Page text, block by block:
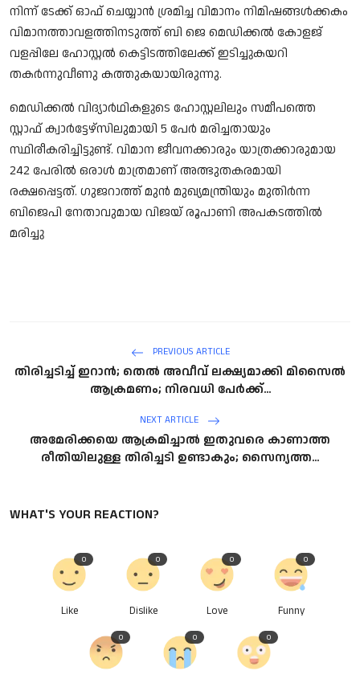
നിന്ന് ടേക്ക് ഓഫ് ചെയ്യാന്‍ ശ്രമിച്ച വിമാനം നിമിഷങ്ങള്‍ക്കകം
വിമാനത്താവളത്തിനടുത്ത് ബി ജെ മെഡിക്കല്‍ കോളജ്
വളപ്പിലേ ഹോസ്റ്റല്‍ കെട്ടിടത്തിലേക്ക് ഇടിച്ചുകയറി
തകര്‍ന്നുവീണു കത്തുകയായിരുന്നു.
മെഡിക്കല്‍ വിദ്യാര്‍ഥികളുടെ ഹോസ്റ്റലിലും സമീപത്തെ
സ്റ്റാഫ് ക്വാര്‍ട്ടേഴ്‌സിലുമായി 5 പേര്‍ മരിച്ചതായും
സ്ഥിരീകരിച്ചിട്ടുണ്ട്. വിമാന ജീവനക്കാരും യാത്രക്കാരുമായ
242 പേരില്‍ ഒരാള്‍ മാത്രമാണ് അത്ഭുതകരമായി
രക്ഷപ്പെട്ടത്. ഗുജറാത്ത് മുന്‍ മുഖ്യമന്ത്രിയും മുതിര്‍ന്ന
ബിജെപി നേതാവുമായ വിജയ് രൂപാണി അപകടത്തില്‍
മരിച്ചു
PREVIOUS ARTICLE
തിരിച്ചടിച്ച് ഇറാന്‍; തെല്‍ അവീവ് ലക്ഷ്യമാക്കി മിസൈല്‍
ആക്രമണം; നിരവധി പേര്‍ക്ക്...
NEXT ARTICLE
അമേരിക്കയെ ആക്രമിച്ചാല്‍ ഇതുവരെ കാണാത്ത
രീതിയിലുള്ള തിരിച്ചടി ഉണ്ടാകും; സൈന്യത്ത...
WHAT'S YOUR REACTION?
Like
0
Dislike
0
Love
0
Funny
0
0 0 0